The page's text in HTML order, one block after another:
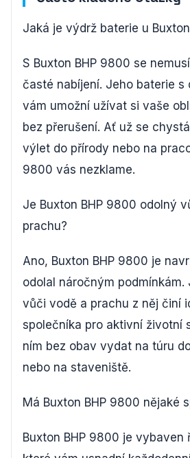
Jaká je výdrž baterie u
S Buxton BHP 9800 se
časté nabíjení. Jeho baterie s
vám umožní užívat si vaše
bez přerušení. Ať už se
výlet do přírody nebo na
9800 vás nezklame.
Je Buxton BHP 9800 odolný
prachu?
Ano, Buxton BHP 9800 je
odolal náročným podmínkám.
vůči vodě a prachu z něj činí
společníka pro aktivní životní
ním bez obav vydat na túru
nebo na staveniště.
Má Buxton BHP 9800 nějaké
Buxton BHP 9800 je vybaven